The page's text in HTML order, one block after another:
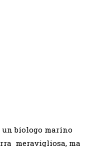
un biologo marino
meravigliosa, ma